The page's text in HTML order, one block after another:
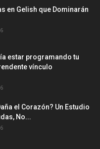
en Gelish que Dominarán
estar programando tu
vínculo
el Corazón? Un Estudio
No...